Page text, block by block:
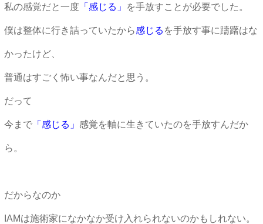
私の感覚だと一度「感じる」 を手放すことが必要でした。
僕は整体に行き詰っていたから感じる を手放す事に躊躇はな
かったけど、
普通はすごく怖い事なんだと思う。
だって
今まで「感じる」 感覚を軸に生きていたのを手放すんだか
ら。
だからなのか
IAMは施術家になかなか受け入れられないのかもしれない。